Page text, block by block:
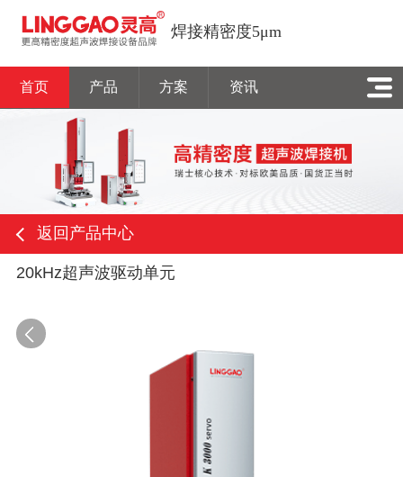
焊接精密度5μm
首页 产品 方案 资讯
返回产品中心
20kHz超声波驱动单元